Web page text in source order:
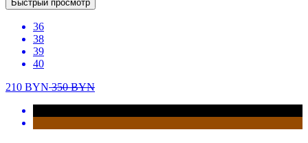
Быстрый просмотр
36
38
39
40
210 BYN350BYN